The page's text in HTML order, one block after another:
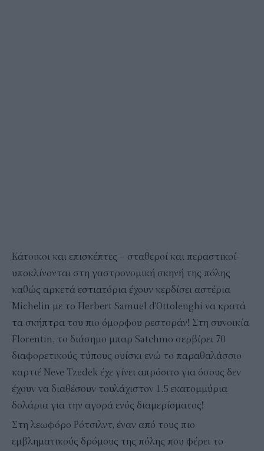
Κάτοικοι και επισκέπτες – σταθεροί και περαστικοί-
υποκλίνονται στη γαστρονομική σκηνή της πόλης
καθώς αρκετά εστιατόρια έχουν κερδίσει αστέρια
Michelin με το Herbert Samuel d'Ottolenghi να κρατά
τα σκήπτρα του πιο όμορφου ρεστοράν! Στη συνοικία
Florentin, το διάσημο μπαρ Satchmo σερβίρει 70
διαφορετικούς τύπους ουίσκι ενώ το παραθαλάσσιο
καρτιέ Neve Tzedek έχε γίνει απρόσιτο για όσους δεν
έχουν να διαθέσουν τουλάχιστον 1.5 εκατομμύρια
δολάρια για την αγορά ενός διαμερίσματος!
Στη λεωφόρο Ρότσιλντ, έναν από τους πιο
εμβληματικούς δρόμους της πόλης που φέρει το